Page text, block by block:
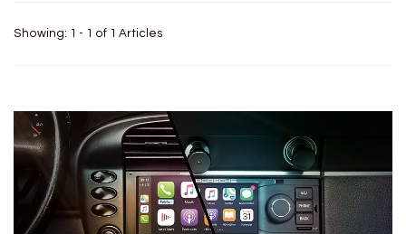
Showing: 1 - 1 of 1 Articles